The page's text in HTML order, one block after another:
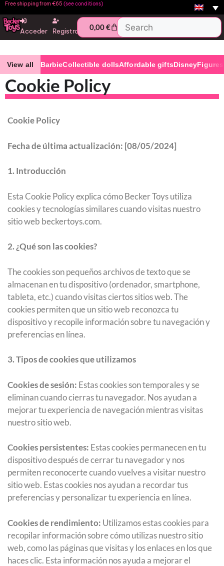
Free shipping from €65 (see conditions)
Acceder Registro 0,00€
View all BarbieCollectible dollsAffordable giftsDisneyFigures
Cookie Policy
Cookie Policy
Fecha de última actualización: [08/05/2024]
1. Introducción
Esta Cookie Policy explica cómo Becker Toys utiliza
cookies y tecnologías similares cuando visitas nuestro
sitio web beckertoys.com.
2. ¿Qué son las cookies?
The cookies son pequeños archivos de texto que se
almacenan en tu dispositivo (ordenador, smartphone,
tableta, etc.) cuando visitas ciertos sitios web. The
cookies permiten que un sitio web reconozca tu
dispositivo y recopile información sobre tu navegación y
preferencias en línea.
3. Tipos de cookies que utilizamos
Cookies de sesión: Estas cookies son temporales y se
eliminan cuando cierras tu navegador. Nos ayudan a
mejorar tu experiencia de navegación mientras visitas
nuestro sitio web.
Cookies persistentes: Estas cookies permanecen en tu
dispositivo después de cerrar tu navegador y nos
permiten reconocerte cuando vuelves a visitar nuestro
sitio web. Estas cookies nos ayudan a recordar tus
preferencias y personalizar tu experiencia en línea.
Cookies de rendimiento: Utilizamos estas cookies para
recopilar información sobre cómo utilizas nuestro sitio
web, como las páginas que visitas y los enlaces en los que
haces clic. Esta información nos ayuda a mejorar el